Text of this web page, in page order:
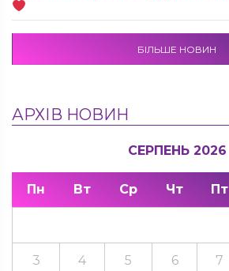
БІЛЬШЕ НОВИН
АРХІВ НОВИН
СЕРПЕНЬ 2026
Пн Вт Ср Чт Пт
3 4 5 6 7